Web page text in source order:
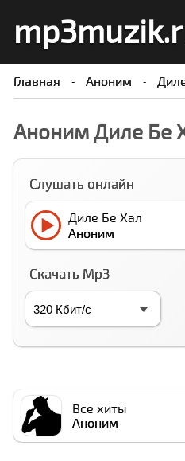
Главная Аноним
Аноним Диле Бе
Слушать онлайн
Диле Бе Хал
Аноним
Скачать Mp3
Все хиты
Аноним